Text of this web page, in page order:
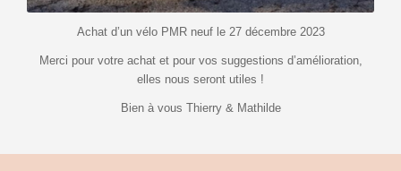
Achat d’un vélo PMR neuf le 27 décembre 2023
Merci pour votre achat et pour vos suggestions d’amélioration,
elles nous seront utiles !
Bien à vous Thierry & Mathilde